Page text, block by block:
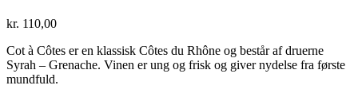
kr. 110,00
Cot à Côtes er en klassisk Côtes du Rhône og består af druerne
Syrah – Grenache. Vinen er ung og frisk og giver nydelse fra første
mundfuld.